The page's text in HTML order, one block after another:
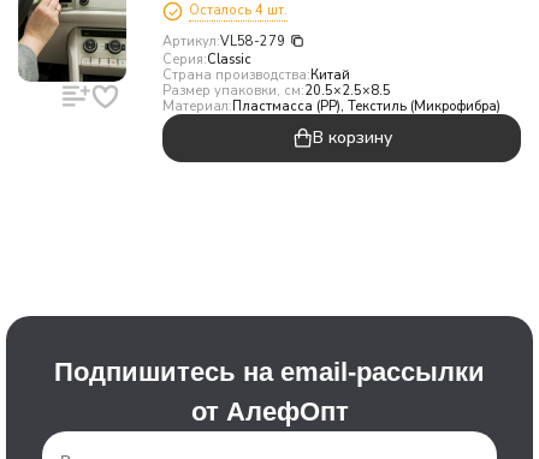
Осталось 4 шт.
Артикул:VL58-279
Серия:Classic
Страна производства:Китай
Размер упаковки, см:20.5×2.5×8.5
Материал:Пластмасса (PP), Текстиль (Микрофибра)
В корзину
Подпишитесь на email-рассылки
от АлефОпт